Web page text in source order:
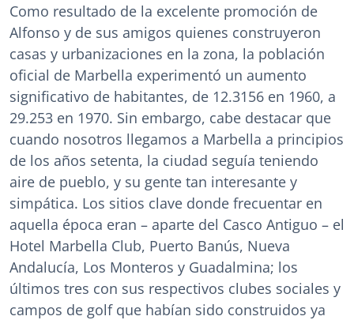
Como resultado de la excelente promoción de
Alfonso y de sus amigos quienes construyeron
casas y urbanizaciones en la zona, la población
oficial de Marbella experimentó un aumento
significativo de habitantes, de 12.3156 en 1960, a
29.253 en 1970. Sin embargo, cabe destacar que
cuando nosotros llegamos a Marbella a principios
de los años setenta, la ciudad seguía teniendo
aire de pueblo, y su gente tan interesante y
simpática. Los sitios clave donde frecuentar en
aquella época eran – aparte del Casco Antiguo – el
Hotel Marbella Club, Puerto Banús, Nueva
Andalucía, Los Monteros y Guadalmina; los
últimos tres con sus respectivos clubes sociales y
campos de golf que habían sido construidos ya